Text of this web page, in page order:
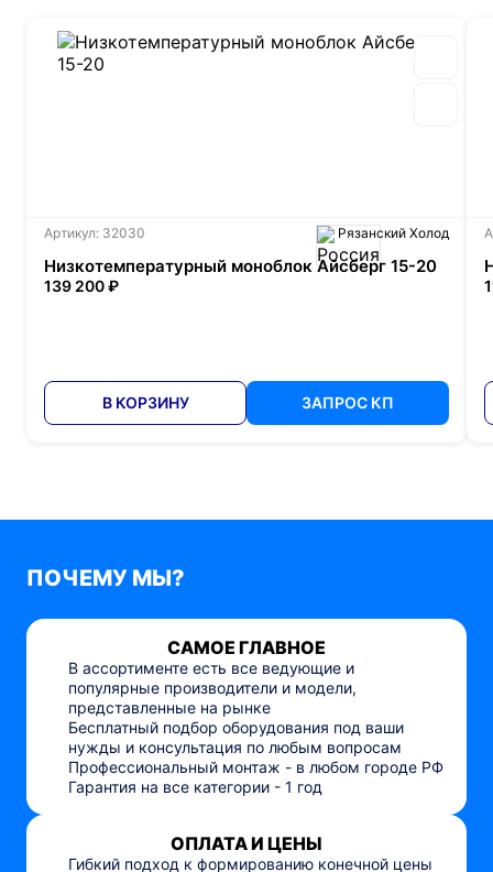
Артикул: 32030 Рязанский Холод
Низкотемпературный моноблок Айсберг 15-20
139 200 ₽
В КОРЗИНУ ЗАПРОС КП
ПОЧЕМУ МЫ?
САМОЕ ГЛАВНОЕ
В ассортименте есть все ведующие и
популярные производители и модели,
представленные на рынке
Бесплатный подбор оборудования под ваши
нужды и консультация по любым вопросам
Профессиональный монтаж - в любом городе РФ
Гарантия на все категории - 1 год
ОПЛАТА И ЦЕНЫ
Гибкий подход к формированию конечной цены